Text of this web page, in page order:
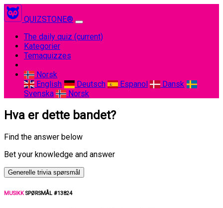
QUIZSTONE®
The daily quiz (current)
Kategorier
Temaquizzes
Norsk
English
Deutsch Espanol
Dansk
Svenska
Norsk
Hva er dette bandet?
Find the answer below
Bet your knowledge and answer
Generelle trivia spørsmål
MUSIKKSPØRSMÅL #13824